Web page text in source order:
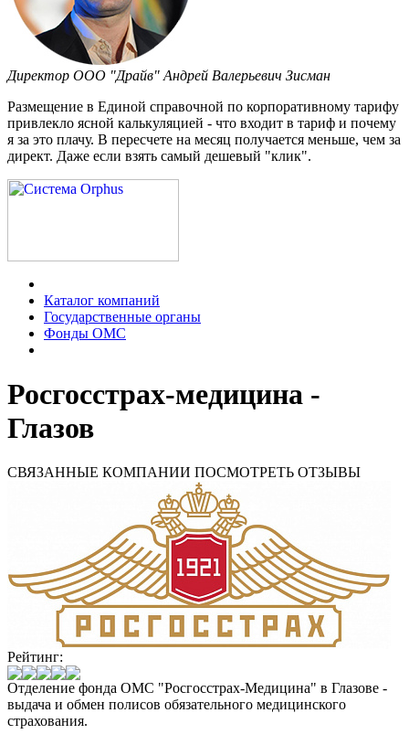
Директор ООО "Драйв" Андрей Валерьевич Зисман
Размещение в Единой справочной по корпоративному тарифу
привлекло ясной калькуляцией - что входит в тариф и почему
я за это плачу. В пересчете на месяц получается меньше, чем за
директ. Даже если взять самый дешевый "клик".
Каталог компаний
Государственные органы
Фонды ОМС
Росгосстрах-медицина -
Глазов
СВЯЗАННЫЕ КОМПАНИИ ПОСМОТРЕТЬ ОТЗЫВЫ
Рейтинг:
Отделение фонда ОМС "Росгосстрах-Медицина" в Глазове -
выдача и обмен полисов обязательного медицинского
страхования.